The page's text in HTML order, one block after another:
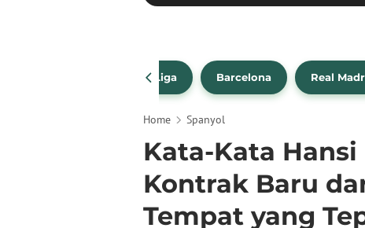
La Liga Barcelona Real
Home Spanyol
Kata-Kata
Kontrak Baru
Tempat yang